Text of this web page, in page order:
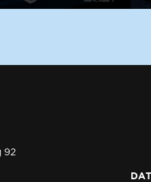
92